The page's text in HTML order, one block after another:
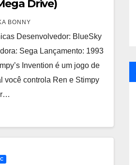
Drive)
BONNY
Desenvolvedor: BlueSky
Sega Lançamento: 1993
Invention é um jogo de
você controla Ren e Stimpy